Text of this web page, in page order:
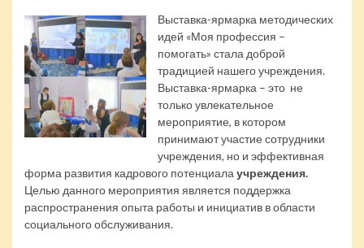
Выставка-ярмарка методических
идей «Моя профессия –
помогать» стала доброй
традицией нашего учреждения.
Выставка-ярмарка – это не
только увлекательное
мероприятие, в котором
принимают участие сотрудники
учреждения, но и эффективная
форма развития кадрового потенциала учреждения.
Целью данного мероприятия является поддержка
распространения опыта работы и инициатив в области
социального обслуживания.